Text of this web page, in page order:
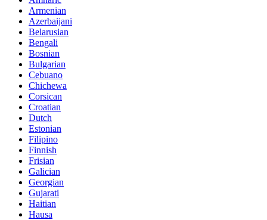
Armenian
Azerbaijani
Belarusian
Bengali
Bosnian
Bulgarian
Cebuano
Chichewa
Corsican
Croatian
Dutch
Estonian
Filipino
Finnish
Frisian
Galician
Georgian
Gujarati
Haitian
Hausa